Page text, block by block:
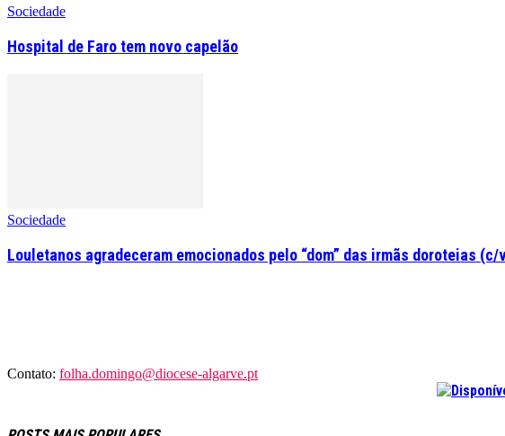
Sociedade
Hospital de Faro tem novo capelão
Sociedade
Louletanos agradeceram emocionados pelo “dom” das irmãs doroteias (c/
Contato: folha.domingo@diocese-algarve.pt